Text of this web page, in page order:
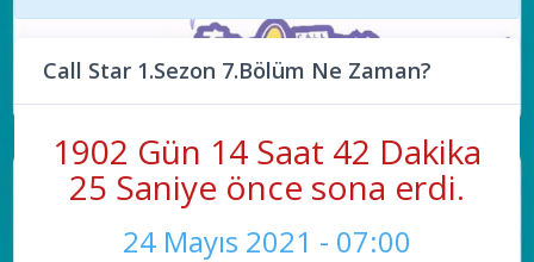
Call Star 1.Sezon 7.Bölüm Ne Zaman?
1902 Gün 14 Saat 42 Dakika
25 Saniye önce sona erdi.
24 Mayıs 2021 - 07:00